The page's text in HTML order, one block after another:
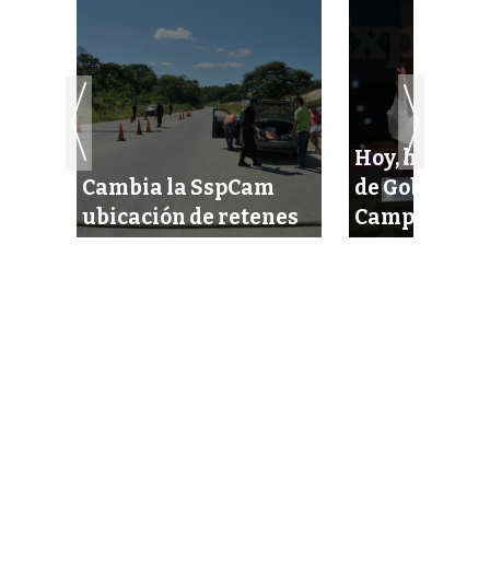
Cambia la SspCam
ubicación de retenes
Hoy,
de Gobierno
Campeche